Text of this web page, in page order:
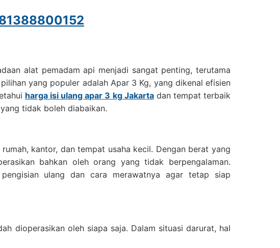
alat pemadam api menjadi sangat penting, terutama
yang populer adalah Apar 3 Kg, yang dikenal efisien
harga isi ulang apar 3 kg Jakartadan tempat terbaik
tidak boleh diabaikan.
kantor, dan tempat usaha kecil. Dengan berat yang
bahkan oleh orang yang tidak berpengalaman.
ulang dan cara merawatnya agar tetap siap
dioperasikan oleh siapa saja. Dalam situasi darurat, hal